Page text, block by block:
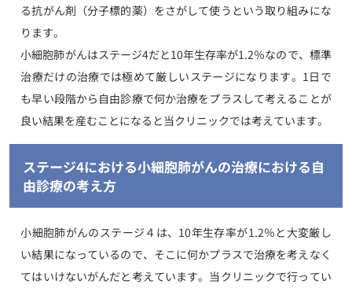
る抗がん剤（分子標的薬）をさがして使うという取り組みにな
ります。
小細胞肺がんはステージ4だと10年生存率が1.2％なので、標準
治療だけの治療では極めて厳しいステージになります。1日で
も早い段階から自由診療で何か治療をプラスして考えることが
良い結果を産むことになると当クリニックでは考えています。
ステージ4における小細胞肺がんの治療における自
由診療の考え方
小細胞肺がんのステージ４は、10年生存率が1.2％と大変厳し
い結果になっているので、そこに何かプラスで治療を考えなく
てはいけないがんだと考えています。当クリニックで行ってい